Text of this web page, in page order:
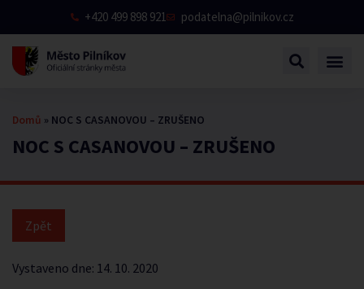
+420 499 898 921 podatelna@pilnikov.cz
NOC S CASANOVOU – ZRUŠENO
Domů » NOC S CASANOVOU – ZRUŠENO
Vystaveno dne: 14. 10. 2020